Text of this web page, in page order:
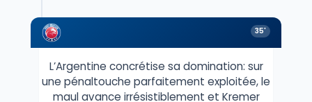
35'
L’Argentine concrétise sa domination: sur
une pénaltouche parfaitement exploitée, le
maul avance irrésistiblement et Kremer